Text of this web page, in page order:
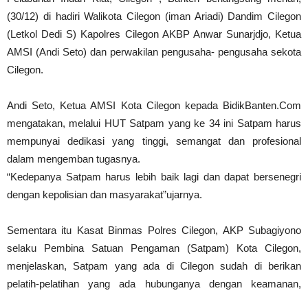
(30/12) di hadiri Walikota Cilegon (iman Ariadi) Dandim Cilegon
(Letkol Dedi S) Kapolres Cilegon AKBP Anwar Sunarjdjo, Ketua
AMSI (Andi Seto) dan perwakilan pengusaha- pengusaha sekota
Cilegon.
Andi Seto, Ketua AMSI Kota Cilegon kepada BidikBanten.Com
mengatakan, melalui HUT Satpam yang ke 34 ini Satpam harus
mempunyai dedikasi yang tinggi, semangat dan profesional
dalam mengemban tugasnya.
“Kedepanya Satpam harus lebih baik lagi dan dapat bersenegri
dengan kepolisian dan masyarakat”ujarnya.
Sementara itu Kasat Binmas Polres Cilegon, AKP Subagiyono
selaku Pembina Satuan Pengaman (Satpam) Kota Cilegon,
menjelaskan, Satpam yang ada di Cilegon sudah di berikan
pelatih-pelatihan yang ada hubunganya dengan keamanan,